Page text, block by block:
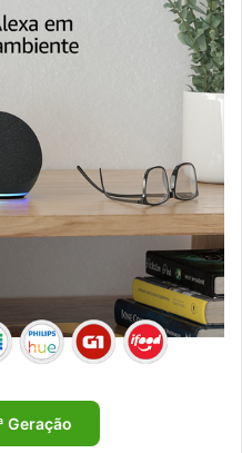
Geração